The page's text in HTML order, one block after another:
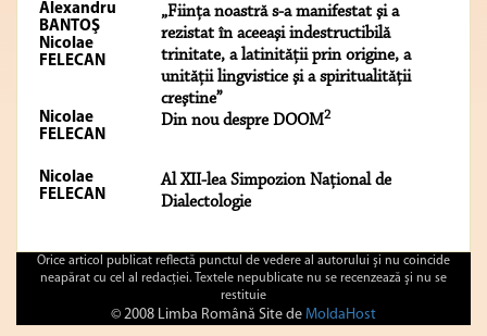
Alexandru
BANTOŞ
Nicolae
FELECAN
„Fiinţa noastră s-a manifestat şi a
rezistat în aceeaşi indestructibilă
trinitate, a latinităţii prin origine, a
unităţii lingvistice şi a spiritualităţii
creştine”
Nicolae
FELECAN
Din nou despre DOOM2
Nicolae
FELECAN
Al XII-lea Simpozion Naţional de
Dialectologie
Orice articol publicat reflectă punctul de vedere al autorului şi nu coincide
neapărat cu cel al redacţiei. Textele nepublicate nu se recenzează şi nu se
restituie
© 2008 Limba Română Site de MoldaHost